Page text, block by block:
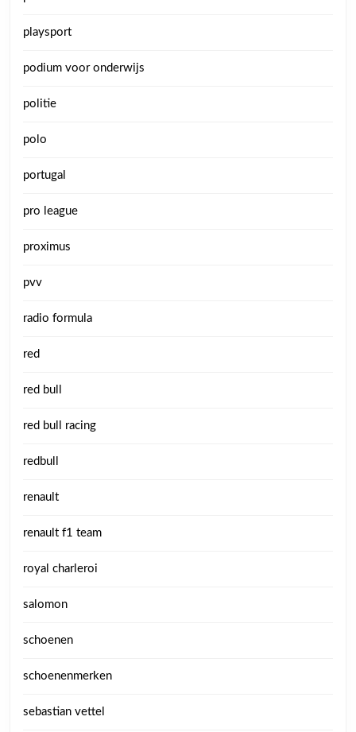
playsport
podium voor onderwijs
politie
polo
portugal
pro league
proximus
pvv
radio formula
red
red bull
red bull racing
redbull
renault
renault f1 team
royal charleroi
salomon
schoenen
schoenenmerken
sebastian vettel